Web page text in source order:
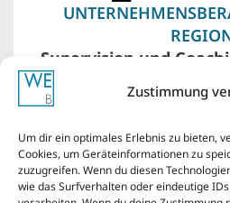
Zustimmung
Um dir ein optimales Erlebnis zu bieten,
Cookies, um Geräteinformationen zu
zuzugreifen. Wenn du diesen
wie das Surfverhalten oder eindeutige
Supervision und
Land – Wuppertal,
meiner Haustür liegen
Bochum bis